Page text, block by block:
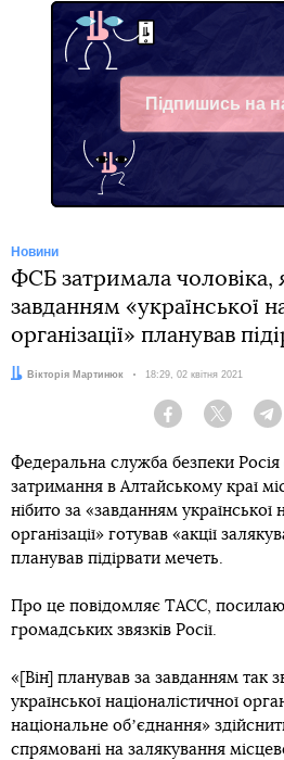
Підпишись на
Telegram
Новини
ФСБ затримала чоловіка,
завданням «української
організації» планував
Автор:Вікторія Мартинюк Дата:
18:29, 02 квітня 2021
Facebook Twitter
Федеральна служба безпеки
затримання в Алтайському краї
нібито за «завданням української
організації» готував «акції
планував підірвати мечеть.
Про це повідомляє ТАСС,
громадських звязків Росії.
«[Він] планував за завданням так
української націоналістичної
національне обʼєднання»
спрямовані на залякування